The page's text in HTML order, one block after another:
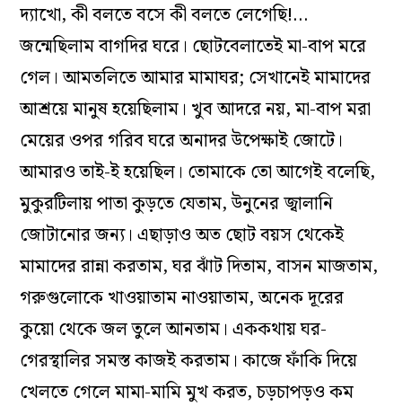
দ্যাখো, কী বলতে বসে কী বলতে লেগেছি!…
জন্মেছিলাম বাগদির ঘরে। ছোটবেলাতেই মা-বাপ মরে
গেল। আমতলিতে আমার মামাঘর; সেখানেই মামাদের
আশ্রয়ে মানুষ হয়েছিলাম। খুব আদরে নয়, মা-বাপ মরা
মেয়ের ওপর গরিব ঘরে অনাদর উপেক্ষাই জোটে।
আমারও তাই-ই হয়েছিল। তোমাকে তো আগেই বলেছি,
মুকুরটিলায় পাতা কুড়তে যেতাম, উনুনের জ্বালানি
জোটানোর জন্য। এছাড়াও অত ছোট বয়স থেকেই
মামাদের রান্না করতাম, ঘর ঝাঁট দিতাম, বাসন মাজতাম,
গরুগুলোকে খাওয়াতাম নাওয়াতাম, অনেক দূরের
কুয়ো থেকে জল তুলে আনতাম। এককথায় ঘর-
গেরস্থালির সমস্ত কাজই করতাম। কাজে ফাঁকি দিয়ে
খেলতে গেলে মামা-মামি মুখ করত, চড়চাপড়ও কম